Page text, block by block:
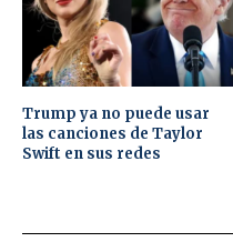
Trump ya no puede usar
las canciones de Taylor
Swift en sus redes